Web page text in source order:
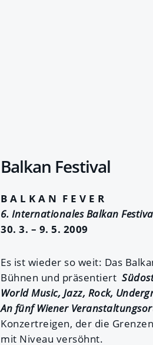
Balkan Festival
B A L K A N F E V E R
6. Internationales Balkan
30. 3. – 9. 5. 2009
Es ist wieder so weit: Das
Bühnen und präsentiert
World Music, Jazz, Rock,
An fünf Wiener
Konzertreigen, der die
mit Niveau versöhnt.